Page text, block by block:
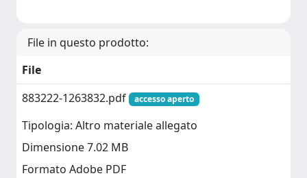
File in questo prodotto:
File
883222-1263832.pdf
accesso aperto
Tipologia: Altro materiale allegato
Dimensione 7.02 MB
Formato Adobe PDF